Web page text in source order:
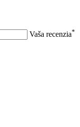
Vaša recenzia*